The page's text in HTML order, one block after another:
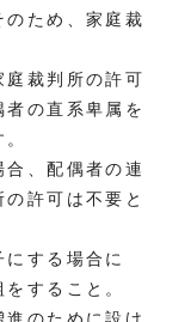
ため、家庭裁
裁判所の許可
の直系卑属を
、配偶者の連
許可は不要と
する場合に
すること。